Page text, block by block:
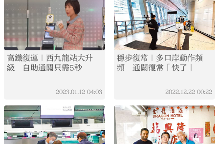
高鐵復運｜西九龍站大升
級 自助通關只需5秒
2023.01.12 04:03
穩步復常｜多口岸動作頻
頻 通關復常「快了」
2022.12.22 00:22